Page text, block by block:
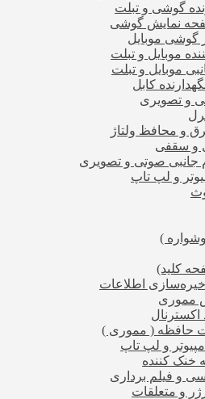
گوشی و تبلت
نمایش گوشی
گوشی موبایل
موبایل و تبلت
موبایل و تبلت
کابل
و تصویری
و محافظ ولتاژ
و سقفی
جانبی صوتی و تصویری
و لپ تاپ
)
کلید)
اطلاعات
مموری
اکسترنال
حافظه ( مموری )
و لپ تاپ
خنک کننده
و فیلم برداری
و متعلقات